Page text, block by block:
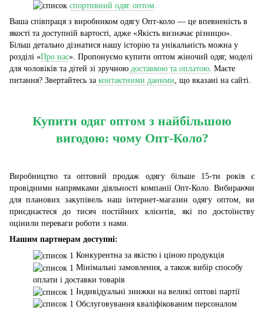
спортивний одяг оптом
Ваша співпраця з виробником одягу Опт-коло — це впевненість в
якості та доступній вартості, адже «Якість визначає різницю».
Більш детально дізнатися нашу історію та унікальність можна у
розділі «Про нас». Пропонуємо купити оптом жіночий одяг, моделі
для чоловіків та дітей зі зручною доставкою та оплатою. Маєте
питання? Звертайтесь за контактними даними, що вказані на сайті.
Купити одяг оптом з найбільшою
вигодою: чому Опт-Коло?
Виробництво та оптовий продаж одягу більше 15-ти років є
провідними напрямками діяльності компанії Опт-Коло. Вибираючи
для планових закупівель наш інтернет-магазин одягу оптом, ви
приєднаєтеся до тисяч постійних клієнтів, які по достоїнству
оцінили переваги роботи з нами.
Нашим партнерам доступні:
Конкурентна за якістю і ціною продукція
Мінімальні замовлення, а також вибір способу
оплати і доставки товарів
Індивідуальні знижки на великі оптові партії
Обслуговування кваліфікованим персоналом